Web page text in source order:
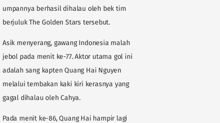
umpannya berhasil dihalau oleh bek tim
berjuluk The Golden Stars tersebut.
Asik menyerang, gawang Indonesia malah
jebol pada menit ke-77. Aktor utama gol ini
adalah sang kapten Quang Hai Nguyen
melalui tembakan kaki kiri kerasnya yang
gagal dihalau oleh Cahya.
Pada menit ke-86, Quang Hai hampir lagi